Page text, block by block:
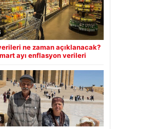
ne zaman açıklanacak?
ayı enflasyon verileri